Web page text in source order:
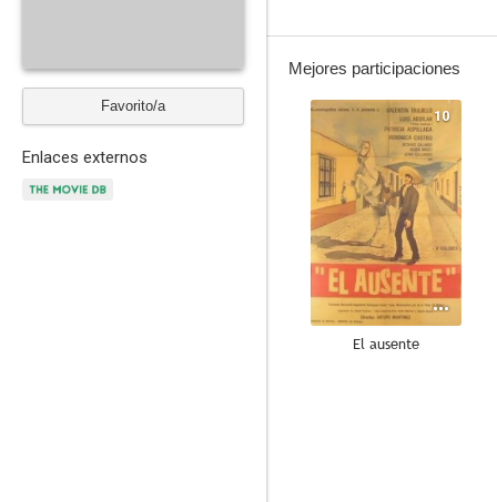
Favorito/a
Enlaces externos
Mejores participaciones
10
El ausente